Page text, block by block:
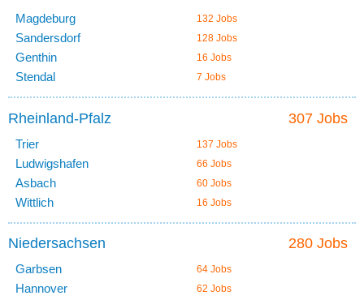
Magdeburg 132 Jobs
Sandersdorf 128 Jobs
Genthin 16 Jobs
Stendal 7 Jobs
307 Jobs
Rheinland-Pfalz
Trier 137 Jobs
Ludwigshafen 66 Jobs
Asbach 60 Jobs
Wittlich 16 Jobs
280 Jobs
Niedersachsen
Garbsen 64 Jobs
Hannover 62 Jobs